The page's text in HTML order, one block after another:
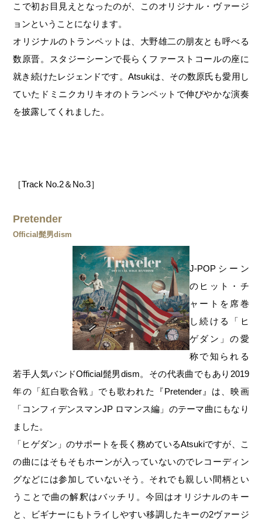
こで初お目見えとなったのが、このオリジナル・ヴァージ
ョンということになります。
オリジナルのトランペットは、大野雄二の朋友とも呼べる
数原晋。スタジーシーンで長らくファーストコールの座に
就き続けたレジェンドです。Atsukiは、その数原氏も愛用し
ていたドミニクカリキオのトランペットで伸びやかな演奏
を披露してくれました。
［Track No.2＆No.3］
Pretender
Official髭男dism
J-POPシーン
のヒット・チ
ャートを席巻
し続ける「ヒ
ゲダン」の愛
称で知られる
若手人気バンドOfficial髭男dism。その代表曲でもあり2019
年の「紅白歌合戦」でも歌われた『Pretender』は、映画
「コンフィデンスマンJP ロマンス編」のテーマ曲にもなり
ました。
「ヒゲダン」のサポートを長く務めているAtsukiですが、こ
の曲にはそもそもホーンが入っていないのでレコーディン
グなどには参加していないそう。それでも親しい間柄とい
うことで曲の解釈はバッチリ。今回はオリジナルのキー
と、ビギナーにもトライしやすい移調したキーの2ヴァージ